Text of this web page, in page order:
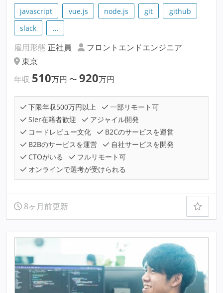
javascript vue.js node.js git
github
slack
…
雇用形態 正社員
フロントエンドエンジニア
東京
年収 510万円 〜 920万円
下限年収500万円以上
一部リモート可
SIer在籍者歓迎
アジャイル開発
コードレビュー文化
B2Cのサービスを運営
B2Bのサービスを運営
自社サービスを開発
CTOがいる
フルリモート可
オンラインで選考が受けられる
8ヶ月前更新